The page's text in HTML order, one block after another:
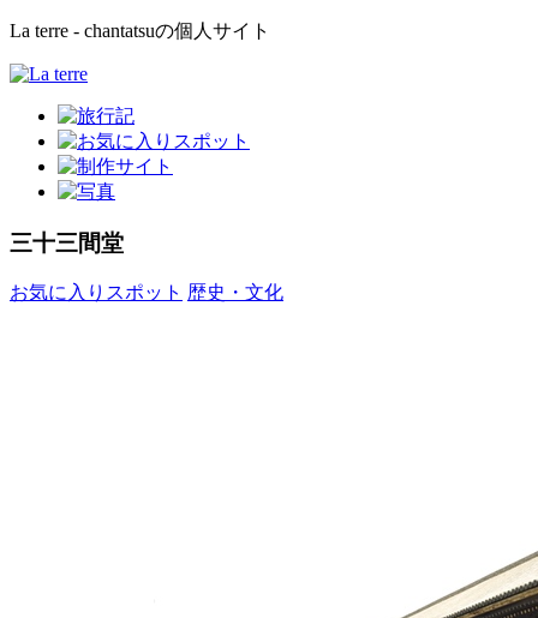
La terre - chantatsuの個人サイト
三十三間堂
お気に入りスポット 歴史・文化